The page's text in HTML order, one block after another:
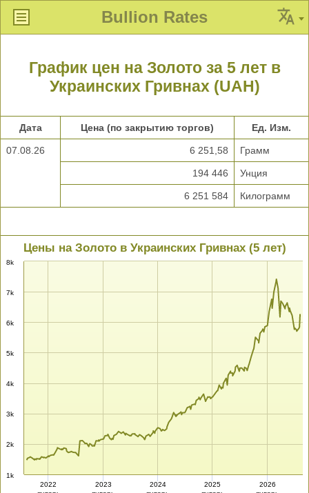
Bullion Rates
График цен на Золото за 5 лет в
Украинских Гривнах (UAH)
Дата Цена (по закрытию торгов) Ед. Изм.
07.08.26 6 251,58 Грамм
194 446 Унция
6 251 584 Килограмм
Цены на Золото в Украинских Гривнах (5 лет)
1k
2k
3k
4k
5k
6k
7k
8k
2022
2023
2024
2025
2026